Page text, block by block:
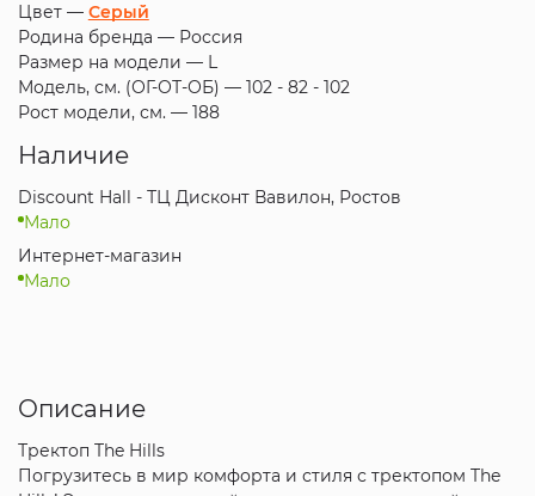
Цвет — Серый
Родина бренда — Россия
Размер на модели — L
Модель, см. (ОГ-ОТ-ОБ) — 102 - 82 - 102
Рост модели, см. — 188
Наличие
Discount Hall - ТЦ Дисконт Вавилон, Ростов
Мало
Интернет-магазин
Мало
Описание
Тректоп The Hills
Погрузитесь в мир комфорта и стиля с тректопом The